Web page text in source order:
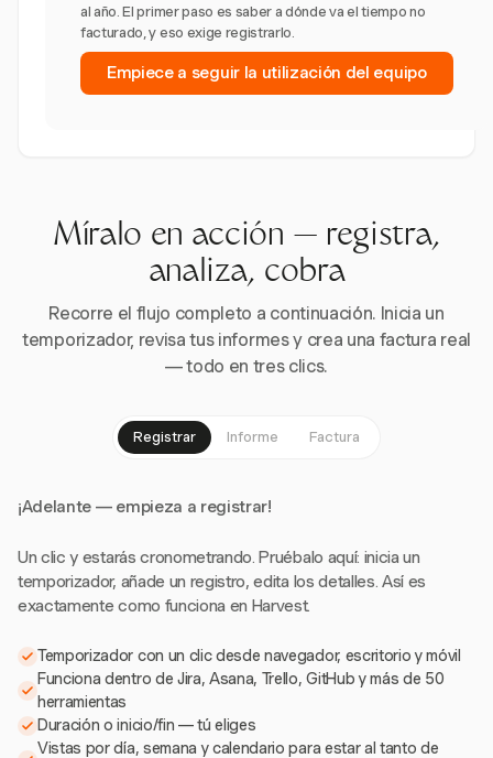
al año. El primer paso es saber a dónde va el tiempo no
facturado, y eso exige registrarlo.
Empiece a seguir la utilización del equipo
Míralo en acción — registra,
analiza, cobra
Recorre el flujo completo a continuación. Inicia un
temporizador, revisa tus informes y crea una factura real
— todo en tres clics.
Registrar Informe Factura
¡Adelante — empieza a registrar!
Un clic y estarás cronometrando. Pruébalo aquí: inicia un
temporizador, añade un registro, edita los detalles. Así es
exactamente como funciona en Harvest.
Temporizador con un clic desde navegador, escritorio y móvil
Funciona dentro de Jira, Asana, Trello, GitHub y más de 50
herramientas
Duración o inicio/fin — tú eliges
Vistas por día, semana y calendario para estar al tanto de